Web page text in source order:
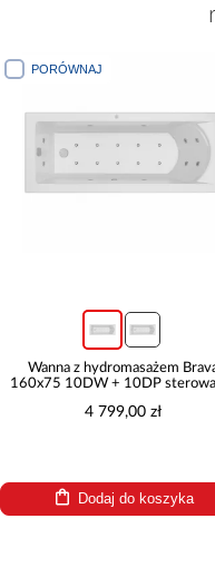
PORÓWNAJ
Wanna z hydromasażem
160x75 10DW + 10DP
4 799,00 zł
Dodaj do koszyka